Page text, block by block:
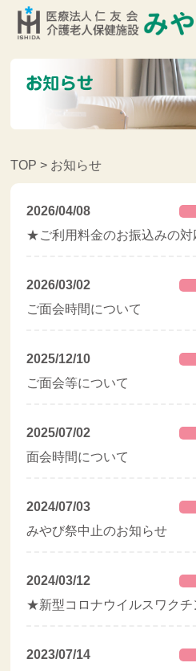
TOP > お知らせ
2026/04/08
★ご利用料金のお振込みの
2026/03/02
ご面会時間について
2025/12/10
ご面会等について
2025/07/02
面会時間について
2024/07/03
みやび祭中止のお知らせ
2024/03/12
★新型コロナウイルスワク
2023/07/14